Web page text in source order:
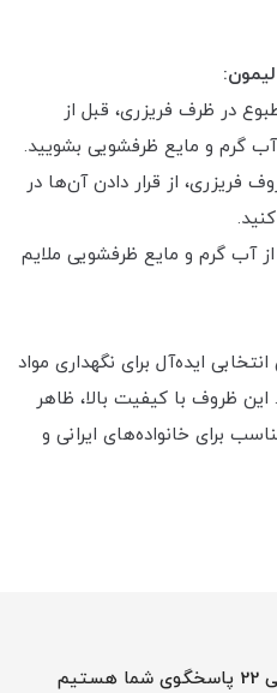
در ظرف فریزری، قبل از
آب گرم و مایع ظرفشویی بشویید.
فریزری، از قرار دادن آن‌ها در
آب گرم و مایع ظرفشویی ملایم
ایده‌آل برای نگهداری مواد
ظروف با کیفیت بالا، ظاهر
برای خانواده‌های ایرانی و